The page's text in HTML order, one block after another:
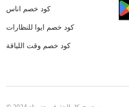
كود خصم اناس
كود خصم ايوا للنظارات
كود خصم وقت اللياقة